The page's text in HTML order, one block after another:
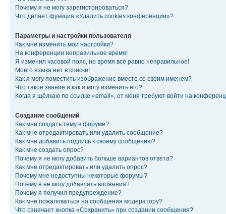
Почему я не могу зарегистрироваться?
Что делает функция «Удалить cookies конференции»?
Параметры и настройки пользователя
Как мне изменить мои настройки?
На конференции неправильное время!
Я изменил часовой пояс, но время всё равно неправильное!
Моего языка нет в списке!
Как я могу поместить изображение вместе со своим именем?
Что такое звание и как я могу изменить его?
Когда я щёлкаю по ссылке «email», от меня требуют войти на
Создание сообщений
Как мне создать тему в форуме?
Как мне отредактировать или удалить сообщение?
Как мне добавить подпись к своему сообщению?
Как мне создать опрос?
Почему я не могу добавить больше вариантов ответа?
Как мне отредактировать или удалить опрос?
Почему мне недоступны некоторые форумы?
Почему я не могу добавлять вложения?
Почему я получил предупреждение?
Как мне пожаловаться на сообщения модератору?
Что означает кнопка «Сохранить» при создании сообщения?